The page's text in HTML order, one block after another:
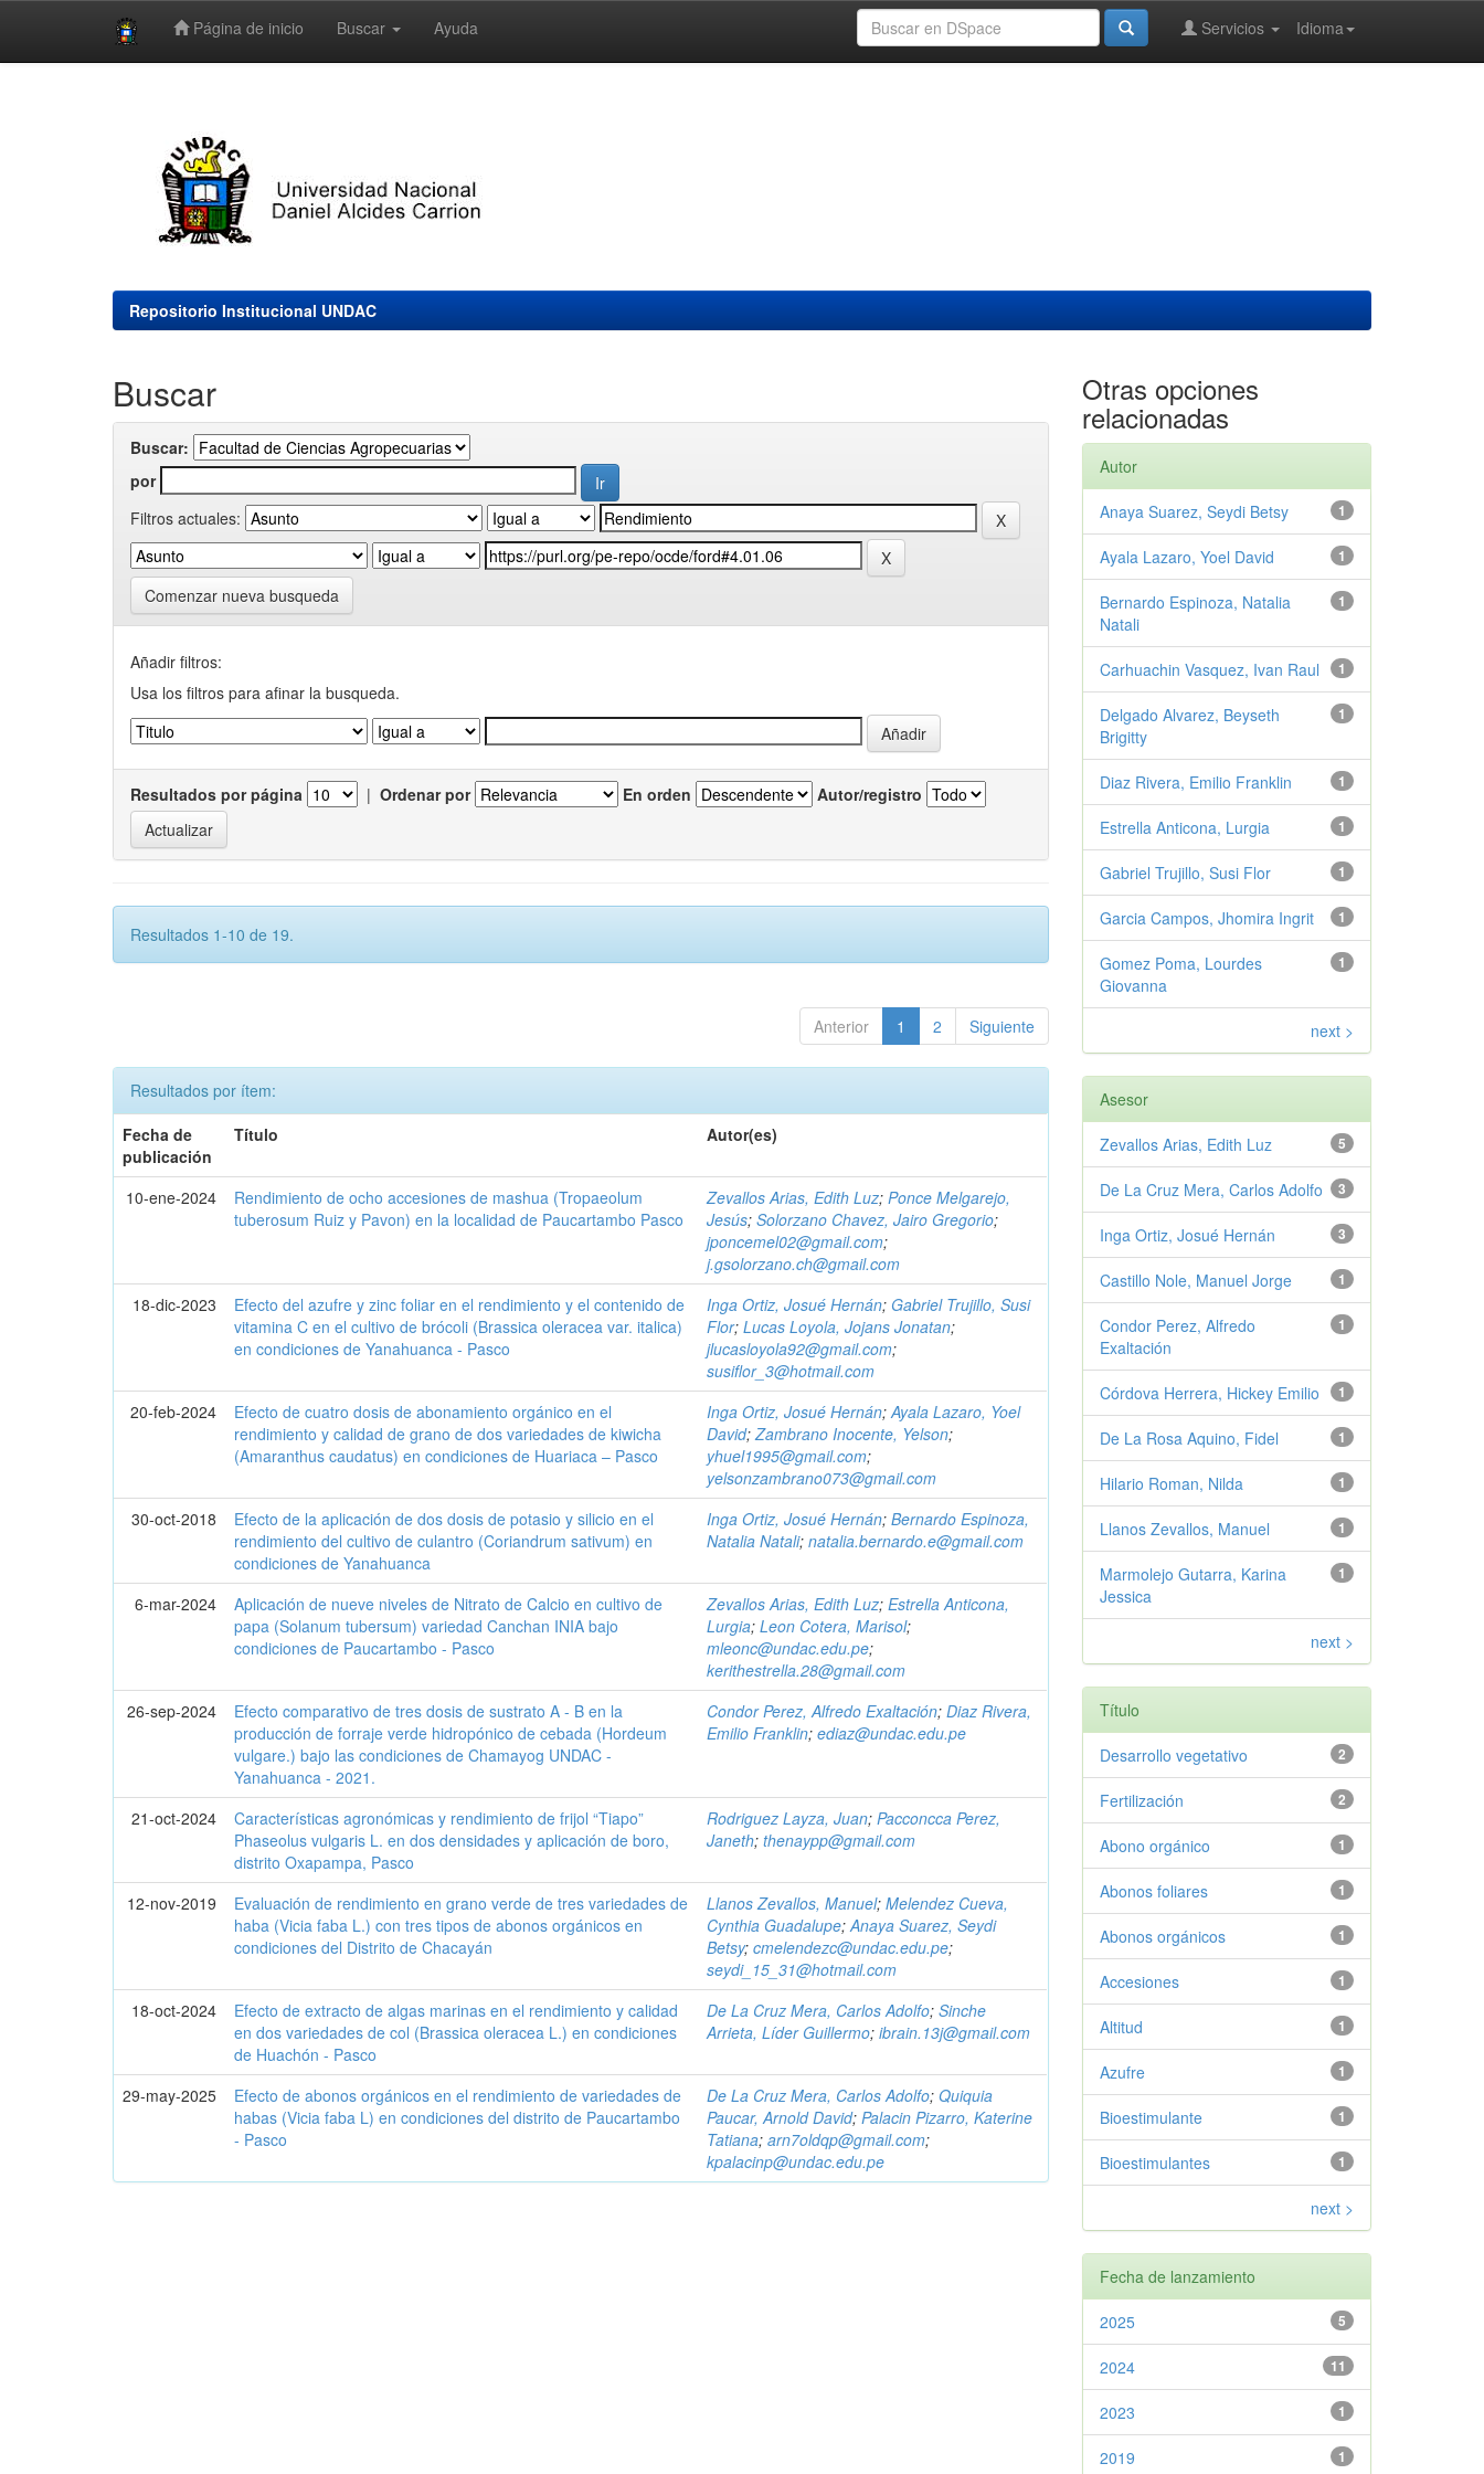
Página de inicio Buscar Ayuda Idioma
Servicios
Repositorio Institucional UNDAC
Buscar
Buscar:
por
Filtros actuales:
Comenzar nueva busqueda
Añadir filtros:
Usa los filtros para afinar la busqueda.
Resultados por página | Ordenar por En orden Autor/registro
Resultados 1-10 de 19.
Anterior 1 2 Siguiente
Resultados por ítem:
Fecha de
publicación
Título Autor(es)
10-ene-2024
Rendimiento de ocho accesiones de mashua (Tropaeolum
tuberosum Ruiz y Pavon) en la localidad de Paucartambo Pasco
Zevallos Arias, Edith Luz;Ponce Melgarejo,
Jesús;Solorzano Chavez, Jairo Gregorio;
jponcemel02@gmail.com;
j.gsolorzano.ch@gmail.com
18-dic-2023
Efecto del azufre y zinc foliar en el rendimiento y el contenido de
vitamina C en el cultivo de brócoli (Brassica oleracea var. italica)
en condiciones de Yanahuanca - Pasco
Inga Ortiz, Josué Hernán; Gabriel Trujillo, Susi
Flor;Lucas Loyola, Jojans Jonatan;
jlucasloyola92@gmail.com;
susiflor_3@hotmail.com
20-feb-2024
Efecto de cuatro dosis de abonamiento orgánico en el
rendimiento y calidad de grano de dos variedades de kiwicha
(Amaranthus caudatus) en condiciones de Huariaca – Pasco
Inga Ortiz, Josué Hernán;Ayala Lazaro, Yoel
David;Zambrano Inocente, Yelson;
yhuel1995@gmail.com;
yelsonzambrano073@gmail.com
30-oct-2018
Efecto de la aplicación de dos dosis de potasio y silicio en el
rendimiento del cultivo de culantro (Coriandrum sativum) en
condiciones de Yanahuanca
Inga Ortiz, Josué Hernán;Bernardo Espinoza,
Natalia Natali;natalia.bernardo.e@gmail.com
6-mar-2024
Aplicación de nueve niveles de Nitrato de Calcio en cultivo de
papa (Solanum tubersum) variedad Canchan INIA bajo
condiciones de Paucartambo - Pasco
Zevallos Arias, Edith Luz;Estrella Anticona,
Lurgia;Leon Cotera, Marisol;
mleonc@undac.edu.pe;
kerithestrella.28@gmail.com
26-sep-2024
Efecto comparativo de tres dosis de sustrato A - B en la
producción de forraje verde hidropónico de cebada (Hordeum
vulgare.) bajo las condiciones de Chamayog UNDAC -
Yanahuanca - 2021.
Condor Perez, Alfredo Exaltación;Diaz Rivera,
Emilio Franklin;ediaz@undac.edu.pe
21-oct-2024
Características agronómicas y rendimiento de frijol “Tiapo”
Phaseolus vulgaris L. en dos densidades y aplicación de boro,
distrito Oxapampa, Pasco
Rodriguez Layza, Juan;Pacconcca Perez,
Janeth;thenaypp@gmail.com
12-nov-2019
Evaluación de rendimiento en grano verde de tres variedades de
haba (Vicia faba L.) con tres tipos de abonos orgánicos en
condiciones del Distrito de Chacayán
Llanos Zevallos, Manuel;Melendez Cueva,
Cynthia Guadalupe;Anaya Suarez, Seydi
Betsy;cmelendezc@undac.edu.pe;
seydi_15_31@hotmail.com
18-oct-2024
Efecto de extracto de algas marinas en el rendimiento y calidad
en dos variedades de col (Brassica oleracea L.) en condiciones
de Huachón - Pasco
De La Cruz Mera, Carlos Adolfo;Sinche
Arrieta, Líder Guillermo;ibrain.13j@gmail.com
29-may-2025
Efecto de abonos orgánicos en el rendimiento de variedades de
habas (Vicia faba L) en condiciones del distrito de Paucartambo
- Pasco
De La Cruz Mera, Carlos Adolfo;Quiquia
Paucar, Arnold David;Palacin Pizarro, Katerine
Tatiana;arn7oldqp@gmail.com;
kpalacinp@undac.edu.pe
Otras opciones
relacionadas
Autor
1
Anaya Suarez, Seydi Betsy
1
Ayala Lazaro, Yoel David
1
Bernardo Espinoza, Natalia
Natali
1
Carhuachin Vasquez, Ivan Raul
1
Delgado Alvarez, Beyseth
Brigitty
1
Diaz Rivera, Emilio Franklin
1
Estrella Anticona, Lurgia
1
Gabriel Trujillo, Susi Flor
1
Garcia Campos, Jhomira Ingrit
1
Gomez Poma, Lourdes
Giovanna
next >
Asesor
5
Zevallos Arias, Edith Luz
3
De La Cruz Mera, Carlos Adolfo
3
Inga Ortiz, Josué Hernán
1
Castillo Nole, Manuel Jorge
1
Condor Perez, Alfredo
Exaltación
1
Córdova Herrera, Hickey Emilio
1
De La Rosa Aquino, Fidel
1
Hilario Roman, Nilda
1
Llanos Zevallos, Manuel
1
Marmolejo Gutarra, Karina
Jessica
next >
Título
2
Desarrollo vegetativo
2
Fertilización
1
Abono orgánico
1
Abonos foliares
1
Abonos orgánicos
1
Accesiones
1
Altitud
1
Azufre
1
Bioestimulante
1
Bioestimulantes
next >
Fecha de lanzamiento
5
2025
11
2024
1
2023
1
2019